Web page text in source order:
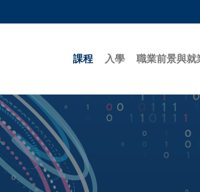
課程 入學 職業前景與就